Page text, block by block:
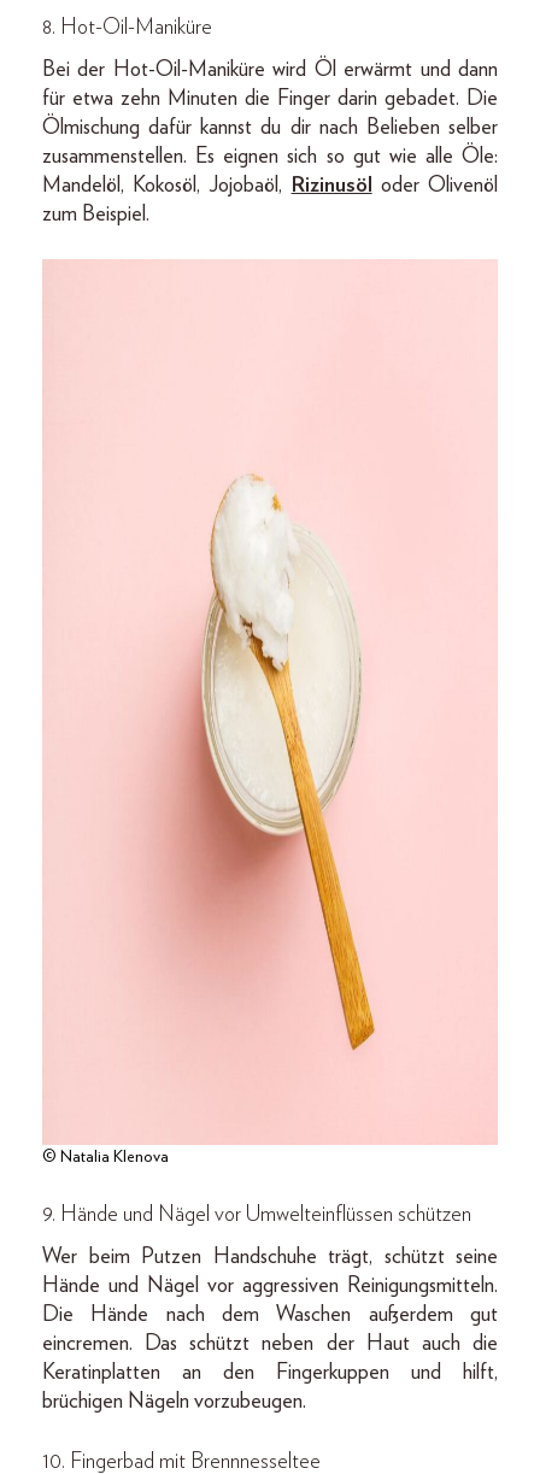
8. Hot-Oil-Maniküre
Bei der Hot-Oil-Maniküre wird Öl erwärmt und dann
für etwa zehn Minuten die Finger darin gebadet. Die
Ölmischung dafür kannst du dir nach Belieben selber
zusammenstellen. Es eignen sich so gut wie alle Öle:
Mandelöl, Kokosöl, Jojobaöl,
Rizinusöl
oder Olivenöl
zum Beispiel.
© Natalia Klenova
9. Hände und Nägel vor Umwelteinflüssen schützen
Wer beim Putzen Handschuhe trägt, schützt seine
Hände und Nägel vor aggressiven Reinigungsmitteln.
Die Hände nach dem Waschen außerdem gut
eincremen. Das schützt neben der Haut auch die
Keratinplatten an den Fingerkuppen und hilft,
brüchigen Nägeln vorzubeugen.
10. Fingerbad mit Brennnesseltee